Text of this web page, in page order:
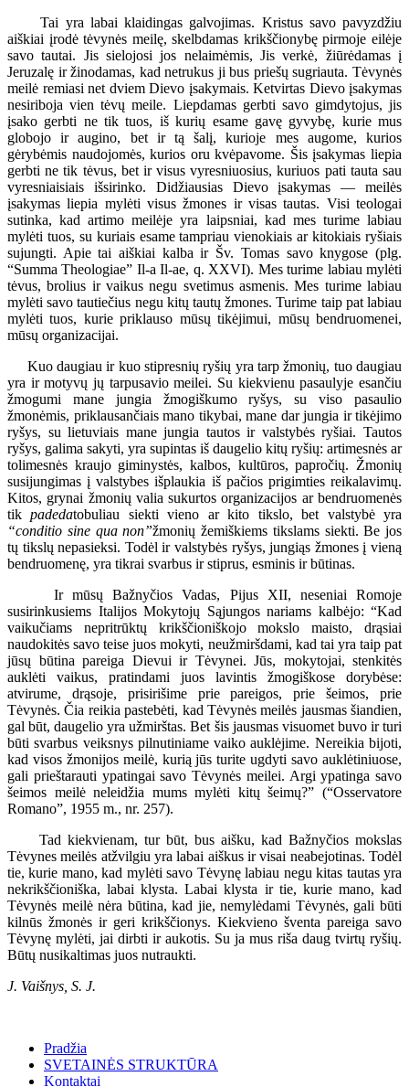
Tai yra labai klaidingas galvojimas. Kristus savo pavyzdžiu
aiškiai įrodė tėvynės meilę, skelbdamas krikščionybę pirmoje eilėje
savo tautai. Jis sielojosi jos nelaimėmis, Jis verkė, žiūrėdamas į
Jeruzalę ir žinodamas, kad netrukus ji bus priešų sugriauta. Tėvynės
meilė remiasi net dviem Dievo įsakymais. Ketvirtas Dievo įsakymas
nesiriboja vien tėvų meile. Liepdamas gerbti savo gimdytojus, jis
įsako gerbti ne tik tuos, iš kurių esame gavę gyvybę, kurie mus
globojo ir augino, bet ir tą šalį, kurioje mes augome, kurios
gėrybėmis naudojomės, kurios oru kvėpavome. Šis įsakymas liepia
gerbti ne tik tėvus, bet ir visus vyresniuosius, kuriuos pati tauta sau
vyresniaisiais išsirinko. Didžiausias Dievo įsakymas — meilės
įsakymas liepia mylėti visus žmones ir visas tautas. Visi teologai
sutinka, kad artimo meilėje yra laipsniai, kad mes turime labiau
mylėti tuos, su kuriais esame tampriau vienokiais ar kitokiais ryšiais
sujungti. Apie tai aiškiai kalba ir Šv. Tomas savo knygose (plg.
“Summa Theologiae” Il-a Il-ae, q. XXVI). Mes turime labiau mylėti
tėvus, brolius ir vaikus negu svetimus asmenis. Mes turime labiau
mylėti savo tautiečius negu kitų tautų žmones. Turime taip pat labiau
mylėti tuos, kurie priklauso mūsų tikėjimui, mūsų bendruomenei,
mūsų organizacijai.
Kuo daugiau ir kuo stipresnių ryšių yra tarp žmonių, tuo daugiau
yra ir motyvų jų tarpusavio meilei. Su kiekvienu pasaulyje esančiu
žmogumi mane jungia žmogiškumo ryšys, su viso pasaulio
žmonėmis, priklausančiais mano tikybai, mane dar jungia ir tikėjimo
ryšys, su lietuviais mane jungia tautos ir valstybės ryšiai. Tautos
ryšys, galima sakyti, yra supintas iš daugelio kitų ryšių: artimesnės ar
tolimesnės kraujo giminystės, kalbos, kultūros, papročių. Žmonių
susijungimas į valstybes išplaukia iš pačios prigimties reikalavimų.
Kitos, grynai žmonių valia sukurtos organizacijos ar bendruomenės
tikpadedatobuliau siekti vieno ar kito tikslo, bet valstybė yra
“conditio sine qua non”žmonių žemiškiems tikslams siekti. Be jos
tų tikslų nepasieksi. Todėl ir valstybės ryšys, jungiąs žmones į vieną
bendruomenę, yra tikrai svarbus ir stiprus, esminis ir būtinas.
Ir mūsų Bažnyčios Vadas, Pijus XII, neseniai Romoje
susirinkusiems Italijos Mokytojų Sąjungos nariams kalbėjo: “Kad
vaikučiams nepritrūktų krikščioniškojo mokslo maisto, drąsiai
naudokitės savo teise juos mokyti, neužmiršdami, kad tai yra taip pat
jūsų būtina pareiga Dievui ir Tėvynei. Jūs, mokytojai, stenkitės
auklėti vaikus, pratindami juos lavintis žmogiškose dorybėse:
atvirume, drąsoje, prisirišime prie pareigos, prie šeimos, prie
Tėvynės. Čia reikia pastebėti, kad Tėvynės meilės jausmas šiandien,
gal būt, daugelio yra užmirštas. Bet šis jausmas visuomet buvo ir turi
būti svarbus veiksnys pilnutiniame vaiko auklėjime. Nereikia bijoti,
kad visos žmonijos meilė, kurią jūs turite ugdyti savo auklėtiniuose,
gali prieštarauti ypatingai savo Tėvynės meilei. Argi ypatinga savo
šeimos meilė neleidžia mums mylėti kitų šeimų?” (“Osservatore
Romano”, 1955 m., nr. 257).
Tad kiekvienam, tur būt, bus aišku, kad Bažnyčios mokslas
Tėvynes meilės atžvilgiu yra labai aiškus ir visai neabejotinas. Todėl
tie, kurie mano, kad mylėti savo Tėvynę labiau negu kitas tautas yra
nekrikščioniška, labai klysta. Labai klysta ir tie, kurie mano, kad
Tėvynės meilė nėra būtina, kad jie, nemylėdami Tėvynės, gali būti
kilnūs žmonės ir geri krikščionys. Kiekvieno šventa pareiga savo
Tėvynę mylėti, jai dirbti ir aukotis. Su ja mus riša daug tvirtų ryšių.
Būtų nusikaltimas juos nutraukti.
J. Vaišnys, S. J.
Pradžia
SVETAINĖS STRUKTŪRA
Kontaktai